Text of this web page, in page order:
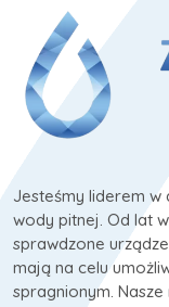
Jesteśmy liderem w
wody pitnej. Od lat
sprawdzone
mają na celu
spragnionym.